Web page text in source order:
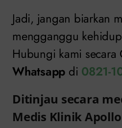
Jadi, jangan biarkan
mengganggu
Hubungi kami secara
Whatsapp di 0821-
Ditinjau secara
Medis Klinik